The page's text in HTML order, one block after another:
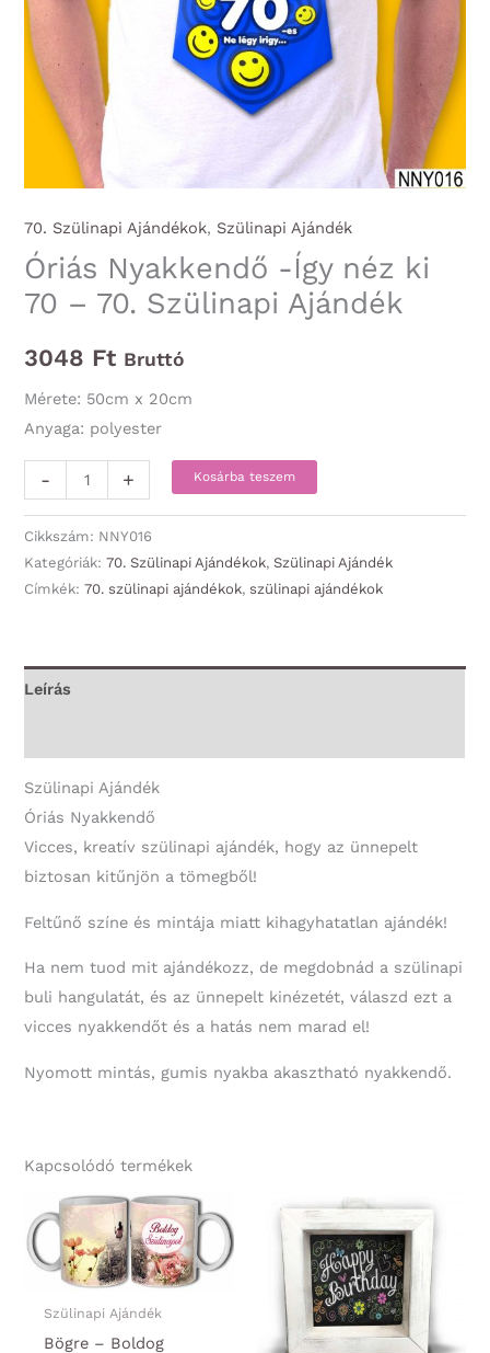
70. Szülinapi Ajándékok, Szülinapi Ajándék
Óriás Nyakkendő -Így néz ki
70 – 70. Szülinapi Ajándék
3048 Ft Bruttó
Mérete: 50cm x 20cm
Anyaga: polyester
-
Nyakkendő
-Így
néz
ki
70.
+ Kosárba teszem
Cikkszám: NNY016
Kategóriák:70. Szülinapi Ajándékok,Szülinapi Ajándék
Címkék:70. szülinapi ajándékok,szülinapi ajándékok
Leírás
Szülinapi Ajándék
Óriás Nyakkendő
Vicces, kreatív szülinapi ajándék, hogy az ünnepelt
biztosan kitűnjön a tömegből!
Feltűnő színe és mintája miatt kihagyhatatlan ajándék!
Ha nem tuod mit ajándékozz, de megdobnád a szülinapi
buli hangulatát, és az ünnepelt kinézetét, válaszd ezt a
vicces nyakkendőt és a hatás nem marad el!
Nyomott mintás, gumis nyakba akasztható nyakkendő.
Kapcsolódó termékek
Szülinapi Ajándék
Bögre – Boldog